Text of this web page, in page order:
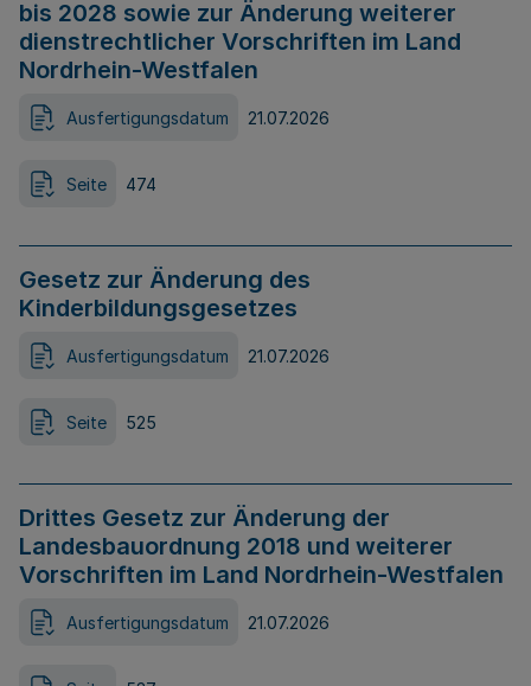
bis 2028 sowie zur Änderung weiterer
dienstrechtlicher Vorschriften im Land
Nordrhein-Westfalen
Ausfertigungsdatum 21.07.2026
Seite 474
Gesetz zur Änderung des
Kinderbildungsgesetzes
Ausfertigungsdatum 21.07.2026
Seite 525
Drittes Gesetz zur Änderung der
Landesbauordnung 2018 und weiterer
Vorschriften im Land Nordrhein-Westfalen
Ausfertigungsdatum 21.07.2026